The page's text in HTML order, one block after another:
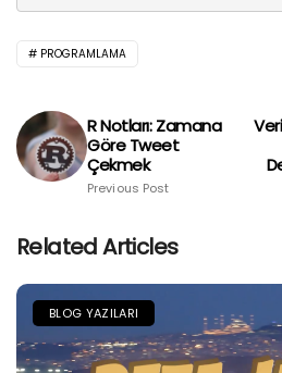
PROGRAMLAMA
R Notları: Zamana
Göre Tweet
Çekmek
Previous Post
Related Articles
BLOG YAZILARI